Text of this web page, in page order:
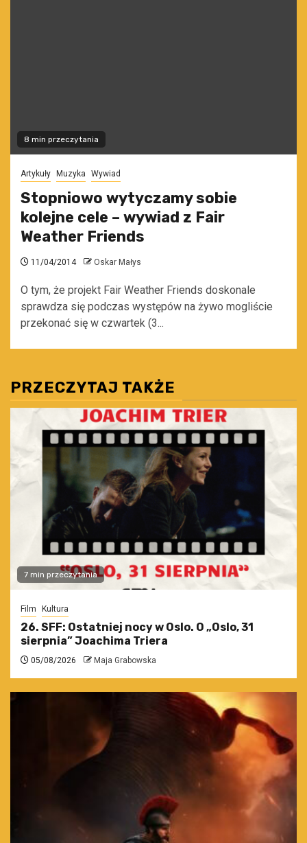
8 min przeczytania
Artykuły Muzyka Wywiad
Stopniowo wytyczamy sobie
kolejne cele – wywiad z Fair
Weather Friends
11/04/2014 Oskar Małys
O tym, że projekt Fair Weather Friends doskonale
sprawdza się podczas występów na żywo mogliście
przekonać się w czwartek (3...
PRZECZYTAJ TAKŻE
7 min przeczytania
Film Kultura
26. SFF: Ostatniej nocy w Oslo. O „Oslo, 31
sierpnia” Joachima Triera
05/08/2026 Maja Grabowska